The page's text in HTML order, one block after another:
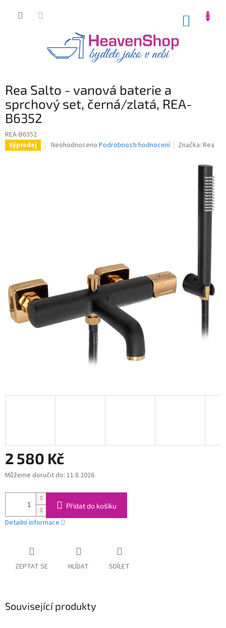
Rea Salto - vanová baterie a
sprchový set, černá/zlatá, REA-
B6352
REA-B6352
Výprodej
Průměrné
Neohodnoceno Podrobnosti hodnocení Značka:Rea
2 580 Kč
Měrná
Můžeme doručit do: 11.8.2026
Přidat do košíku
Detailní informace
ZEPTAT SE HLÍDAT SDÍLET
Související produkty